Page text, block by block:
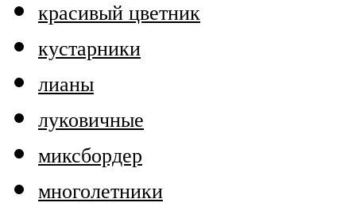
красивый цветник
кустарники
лианы
луковичные
миксбордер
многолетники